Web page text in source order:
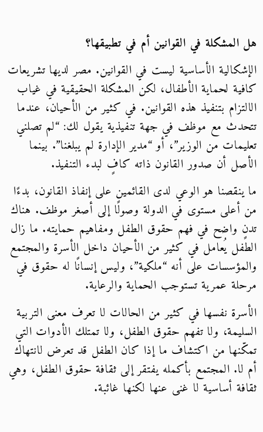
هل المشكلة في القوانين أم في تطبيقها؟
الإشكالية الأساسية ليست في القوانين. مصر لديها تشريعات
كافية لحماية الأطفال، لكن المشكلة الحقيقية في غياب
الالتزام بتنفيذ هذه القوانين. في كثير من الأحيان، عندما
تتحدث مع موظف في جهة تنفيذية يقول لك: “لم تصلني
تعليمات من الوزير”، أو “مدير الإدارة لم يبلغنا”. بينما
الأصل أن صدور القانون ذاته كافٍ لبدء التنفيذ.
ما ينقصنا هو الوعي لدى القائمين على إنفاذ القانون، بدءًا
من أعلى مستوى في الدولة وصولًا إلى أصغر موظف. هناك
تدنٍ واضح في فهم حقوق الطفل ومفاهيم حمايته. ما زال
الطفل يُعامل في كثير من الأحيان داخل الأسرة والمجتمع
والمؤسسات على أنه “ملكية”، وليس إنسانًا له حقوق في
مرحلة عمرية تستوجب الحماية والرعاية.
الأسرة نفسها في كثير من الحالات لا تعرف معنى التربية
السليمة، ولا تفهم حقوق الطفل، ولا تمتلك الأدوات التي
تمكّنها من اكتشاف ما إذا كان الطفل قد تعرض لانتهاك
أم لا. المجتمع بأكمله يفتقر إلى ثقافة حقوق الطفل، وهي
ثقافة أساسية لا غنى عنها لكنها غائبة.